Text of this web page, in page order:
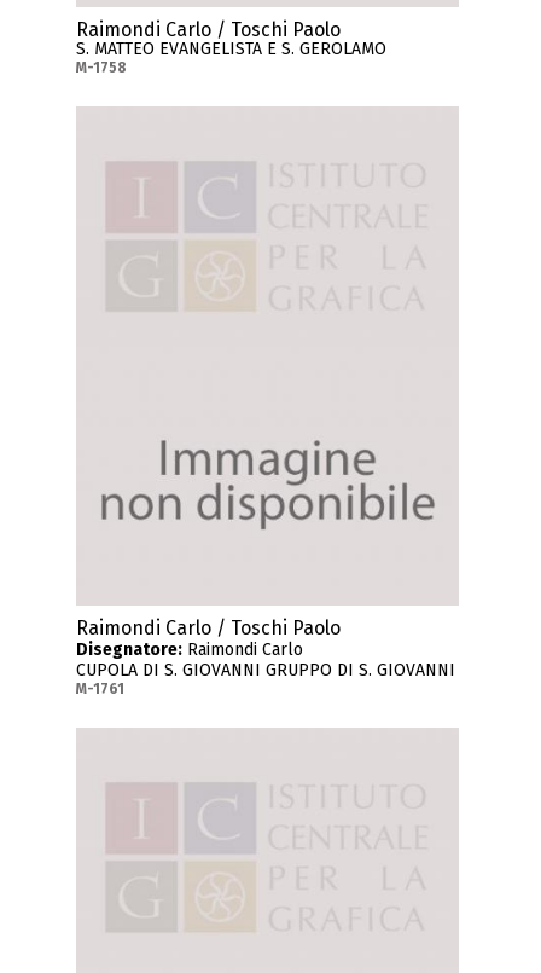
Raimondi Carlo / Toschi Paolo
S. MATTEO EVANGELISTA E S. GEROLAMO
M-1758
Raimondi Carlo / Toschi Paolo
Disegnatore: Raimondi Carlo
CUPOLA DI S. GIOVANNI GRUPPO DI S. GIOVANNI
M-1761